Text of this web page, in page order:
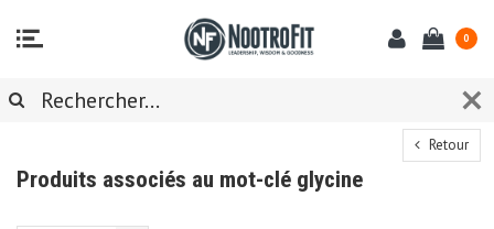
0
Retour
Produits associés au mot-clé glycine